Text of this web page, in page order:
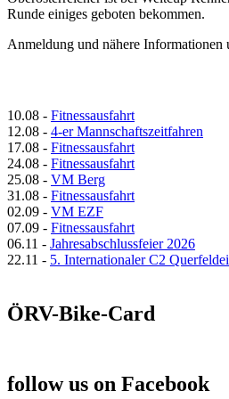
Runde einiges geboten bekommen.
Anmeldung und nähere Informationen
10.08 - Fitnessausfahrt
12.08 - 4-er Mannschaftszeitfahren
17.08 - Fitnessausfahrt
24.08 - Fitnessausfahrt
25.08 - VM Berg
31.08 - Fitnessausfahrt
02.09 - VM EZF
07.09 - Fitnessausfahrt
06.11 - Jahresabschlussfeier 2026
22.11 - 5. Internationaler C2
ÖRV-Bike-Card
follow us on Facebook